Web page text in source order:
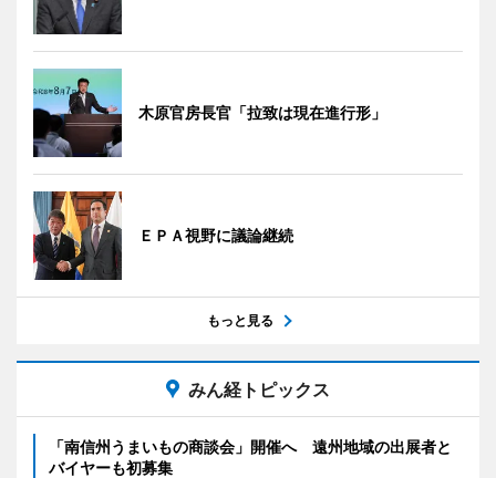
木原官房長官「拉致は現在進行形」
ＥＰＡ視野に議論継続
もっと見る
みん経トピックス
「南信州うまいもの商談会」開催へ 遠州地域の出展者と
バイヤーも初募集